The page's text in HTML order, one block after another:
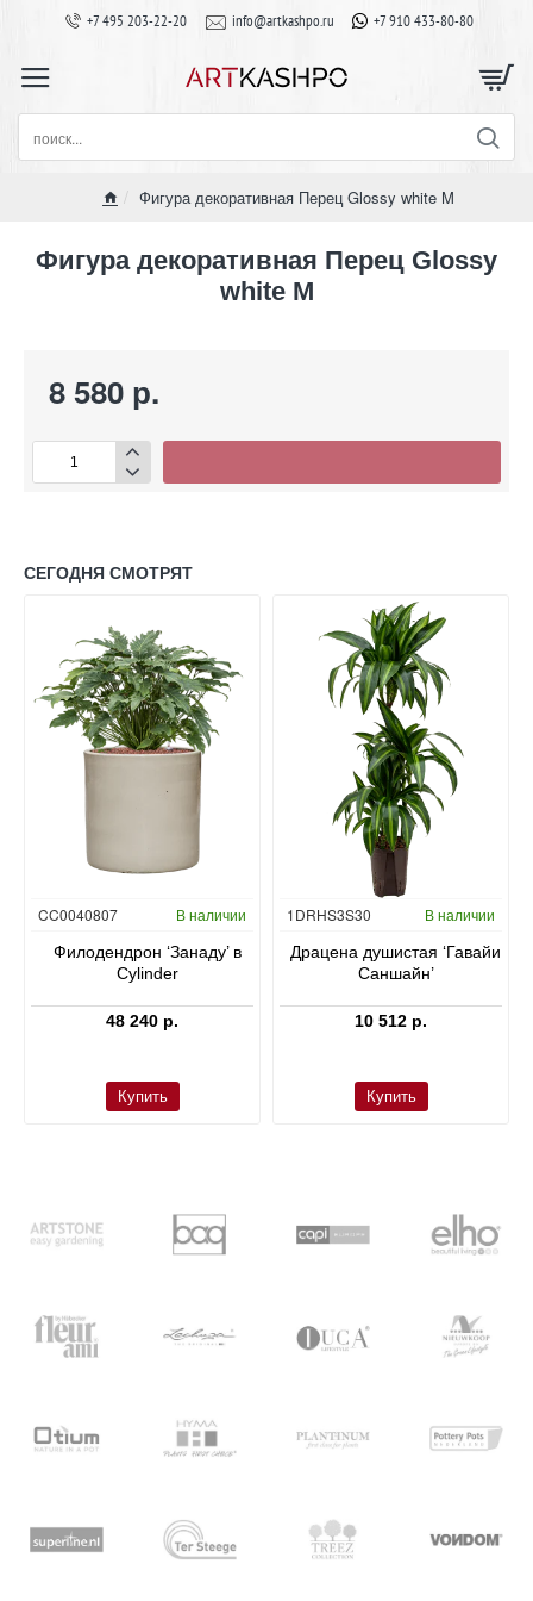
+7 495 203-22-20 info@artkashpo.ru +7 910 433-80-80
поиск...
Фигура декоративная Перец Glossy white M
Фигура декоративная Перец Glossy
white M
8 580 р.
СЕГОДНЯ СМОТРЯТ
CC0040807 В наличии
Филодендрон ‘Занаду’ в
Cylinder
48 240 р.
Купить
Гидропоника
1DRHS3S30 В наличии
Драцена душистая ‘Гавайи
Саншайн’
10 512 р.
Купить